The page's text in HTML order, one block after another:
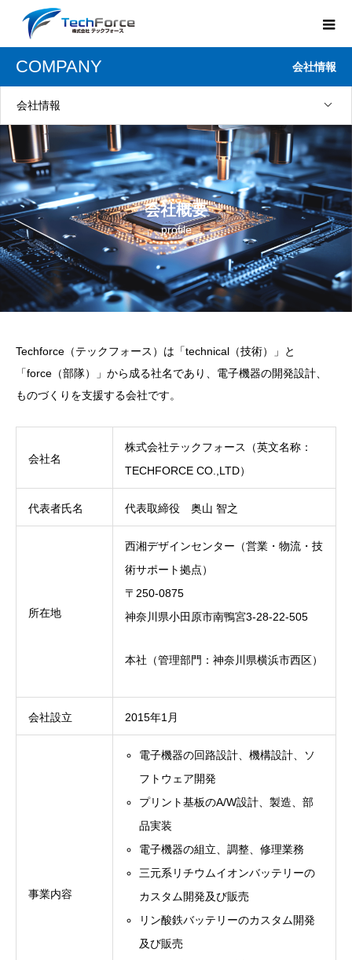
COMPANY 会社情報
会社情報
会社概要
profile
Techforce（テックフォース）は「technical（技術）」と
「force（部隊）」から成る社名であり、電子機器の開発設計、
ものづくりを支援する会社です。
会社名
株式会社テックフォース（英文名称：
TECHFORCE CO.,LTD）
代表者氏名 代表取締役 奥山 智之
所在地
西湘デザインセンター（営業・物流・技
術サポート拠点）
〒250-0875
神奈川県小田原市南鴨宮3-28-22-505
本社（管理部門：神奈川県横浜市西区）
会社設立 2015年1月
事業内容
電子機器の回路設計、機構設計、ソ
フトウェア開発
プリント基板のA/W設計、製造、部
品実装
電子機器の組立、調整、修理業務
三元系リチウムイオンバッテリーの
カスタム開発及び販売
リン酸鉄バッテリーのカスタム開発
及び販売